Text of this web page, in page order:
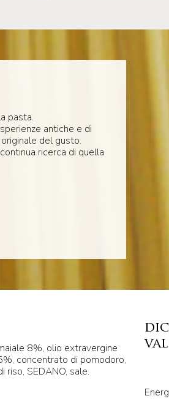
pasta.
antiche e di
del gusto.
ricerca di quella
8%, olio extravergine
concentrato di pomodoro,
riso, SEDANO, sale.